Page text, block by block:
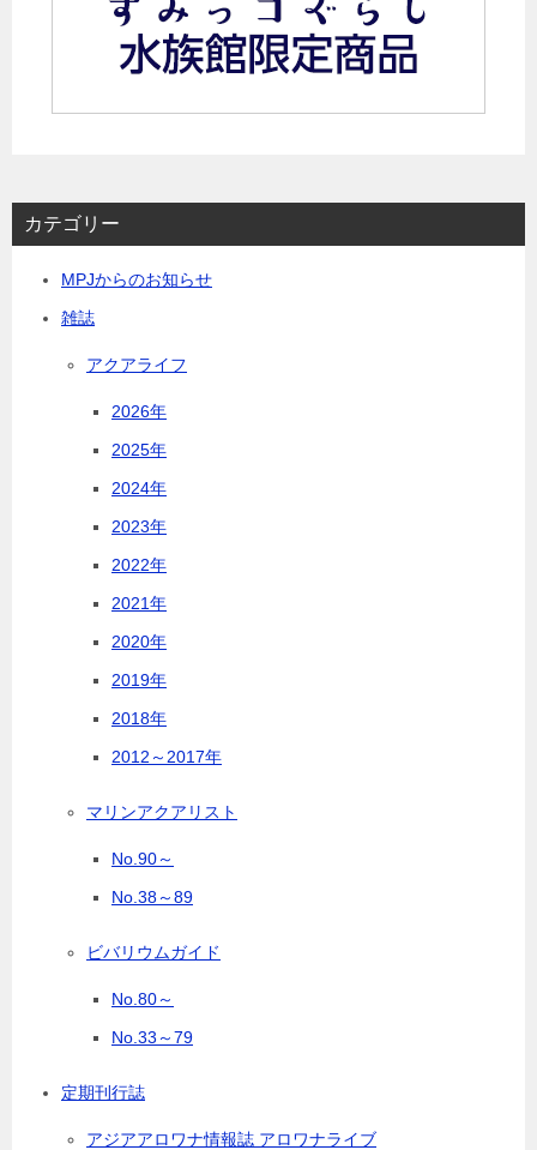
カテゴリー
MPJからのお知らせ
雑誌
アクアライフ
2026年
2025年
2024年
2023年
2022年
2021年
2020年
2019年
2018年
2012～2017年
マリンアクアリスト
No.90～
No.38～89
ビバリウムガイド
No.80～
No.33～79
定期刊行誌
アジアアロワナ情報誌 アロワナライブ